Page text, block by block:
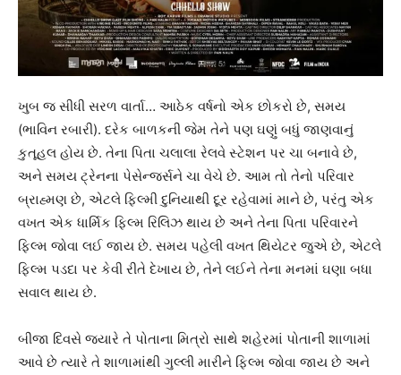
ખુબ જ સીધી સરળ વાર્તા… આઠેક વર્ષનો એક છોકરો છે, સમય
(ભાવિન રબારી). દરેક બાળકની જેમ તેને પણ ઘણું બધું જાણવાનું
કુતૂહલ હોય છે. તેના પિતા ચલાલા રેલવે સ્ટેશન પર ચા બનાવે છે,
અને સમય ટ્રેનના પેસેન્જર્સને ચા વેચે છે. આમ તો તેનો પરિવાર
બ્રાહ્મણ છે, એટલે ફિલ્મી દુનિયાથી દૂર રહેવામાં માને છે, પરંતુ એક
વખત એક ધાર્મિક ફિલ્મ રિલિઝ થાય છે અને તેના પિતા પરિવારને
ફિલ્મ જોવા લઈ જાય છે. સમય પહેલી વખત થિયેટર જુએ છે, એટલે
ફિલ્મ પડદા પર કેવી રીતે દેખાય છે, તેને લઈને તેના મનમાં ઘણા બધા
સવાલ થાય છે.
બીજા દિવસે જ્યારે તે પોતાના મિત્રો સાથે શહેરમાં પોતાની શાળામાં
આવે છે ત્યારે તે શાળામાંથી ગુલ્લી મારીને ફિલ્મ જોવા જાય છે અને